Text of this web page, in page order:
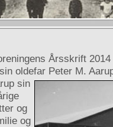
Årsskrift
oldefar Peter M.
sin
og
og